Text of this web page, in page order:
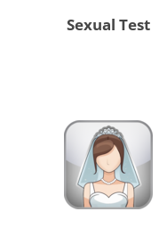
Sexual Test